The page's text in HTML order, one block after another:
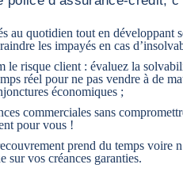
au quotidien tout en développant
les impayés en cas
le risque client : évaluez la
réel pour ne pas vendre à de
économiques ;
commerciales sans
pour vous !
prend du temps voire
sur vos créances garanties.